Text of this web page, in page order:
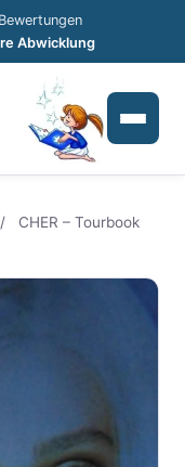
Abwicklung
/
CHER – Tourbook